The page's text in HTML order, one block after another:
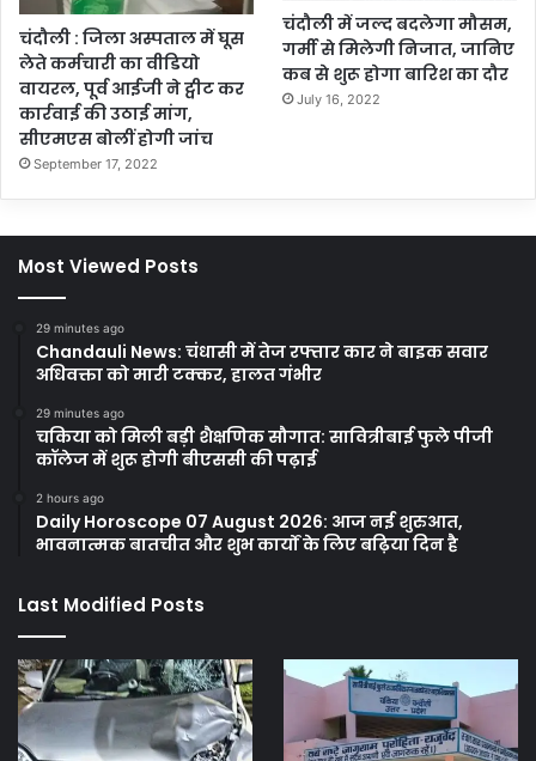
चंदौली : जिला अस्पताल में घूस
लेते कर्मचारी का वीडियो
वायरल, पूर्व आईजी ने ट्वीट कर
कार्रवाई की उठाई मांग,
सीएमएस बोलीं होगी जांच
September 17, 2022
चंदौली में जल्द बदलेगा मौसम,
गर्मी से मिलेगी निजात, जानिए
कब से शुरू होगा बारिश का दौर
July 16, 2022
Most Viewed Posts
29 minutes ago
Chandauli News: चंधासी में तेज रफ्तार कार ने बाइक सवार
अधिवक्ता को मारी टक्कर, हालत गंभीर
29 minutes ago
चकिया को मिली बड़ी शैक्षणिक सौगात: सावित्रीबाई फुले पीजी
कॉलेज में शुरू होगी बीएससी की पढ़ाई
2 hours ago
Daily Horoscope 07 August 2026: आज नई शुरुआत,
भावनात्मक बातचीत और शुभ कार्यों के लिए बढ़िया दिन है
Last Modified Posts